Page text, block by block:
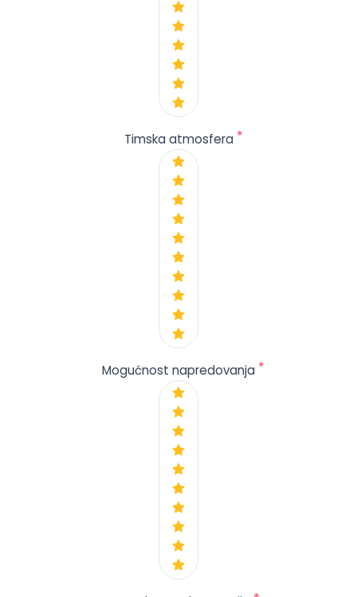
Timska atmosfera *
Mogućnost napredovanja *